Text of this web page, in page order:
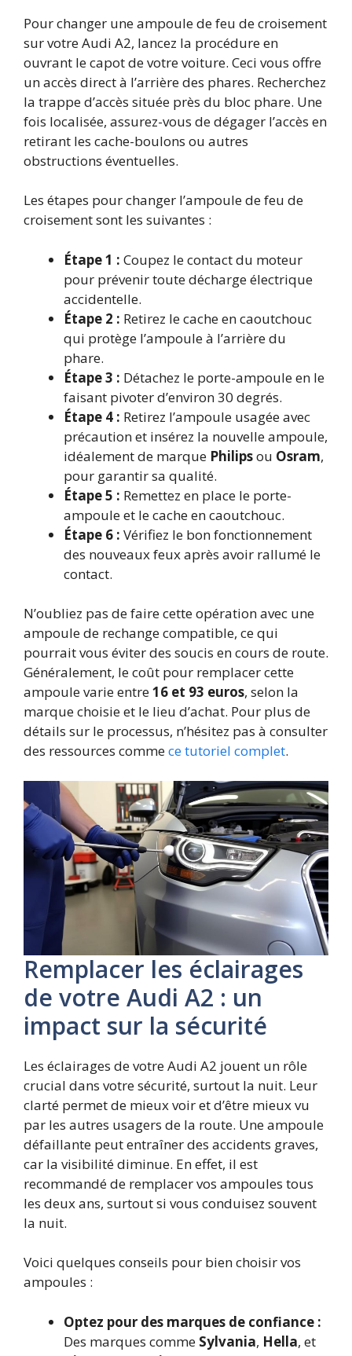
Pour changer une ampoule de feu de croisement
sur votre Audi A2, lancez la procédure en
ouvrant le capot de votre voiture. Ceci vous offre
un accès direct à l’arrière des phares. Recherchez
la trappe d’accès située près du bloc phare. Une
fois localisée, assurez-vous de dégager l’accès en
retirant les cache-boulons ou autres
obstructions éventuelles.
Les étapes pour changer l’ampoule de feu de
croisement sont les suivantes :
Étape 1 : Coupez le contact du moteur
pour prévenir toute décharge électrique
accidentelle.
Étape 2 : Retirez le cache en caoutchouc
qui protège l’ampoule à l’arrière du
phare.
Étape 3 : Détachez le porte-ampoule en le
faisant pivoter d’environ 30 degrés.
Étape 4 : Retirez l’ampoule usagée avec
précaution et insérez la nouvelle ampoule,
idéalement de marque Philipsou Osram,
pour garantir sa qualité.
Étape 5 : Remettez en place le porte-
ampoule et le cache en caoutchouc.
Étape 6 : Vérifiez le bon fonctionnement
des nouveaux feux après avoir rallumé le
contact.
N’oubliez pas de faire cette opération avec une
ampoule de rechange compatible, ce qui
pourrait vous éviter des soucis en cours de route.
Généralement, le coût pour remplacer cette
ampoule varie entre16 et 93 euros, selon la
marque choisie et le lieu d’achat. Pour plus de
détails sur le processus, n’hésitez pas à consulter
des ressources commece tutoriel complet.
Remplacer les éclairages
de votre Audi A2 : un
impact sur la sécurité
Les éclairages de votre Audi A2 jouent un rôle
crucial dans votre sécurité, surtout la nuit. Leur
clarté permet de mieux voir et d’être mieux vu
par les autres usagers de la route. Une ampoule
défaillante peut entraîner des accidents graves,
car la visibilité diminue. En effet, il est
recommandé de remplacer vos ampoules tous
les deux ans, surtout si vous conduisez souvent
la nuit.
Voici quelques conseils pour bien choisir vos
ampoules :
Optez pour des marques de confiance :
Des marques comme Sylvania, Hella, et